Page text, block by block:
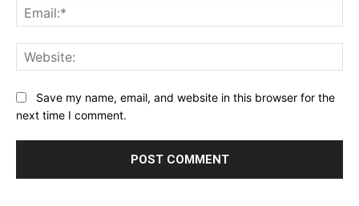
Save my name, email, and website in this browser for the
next time I comment.